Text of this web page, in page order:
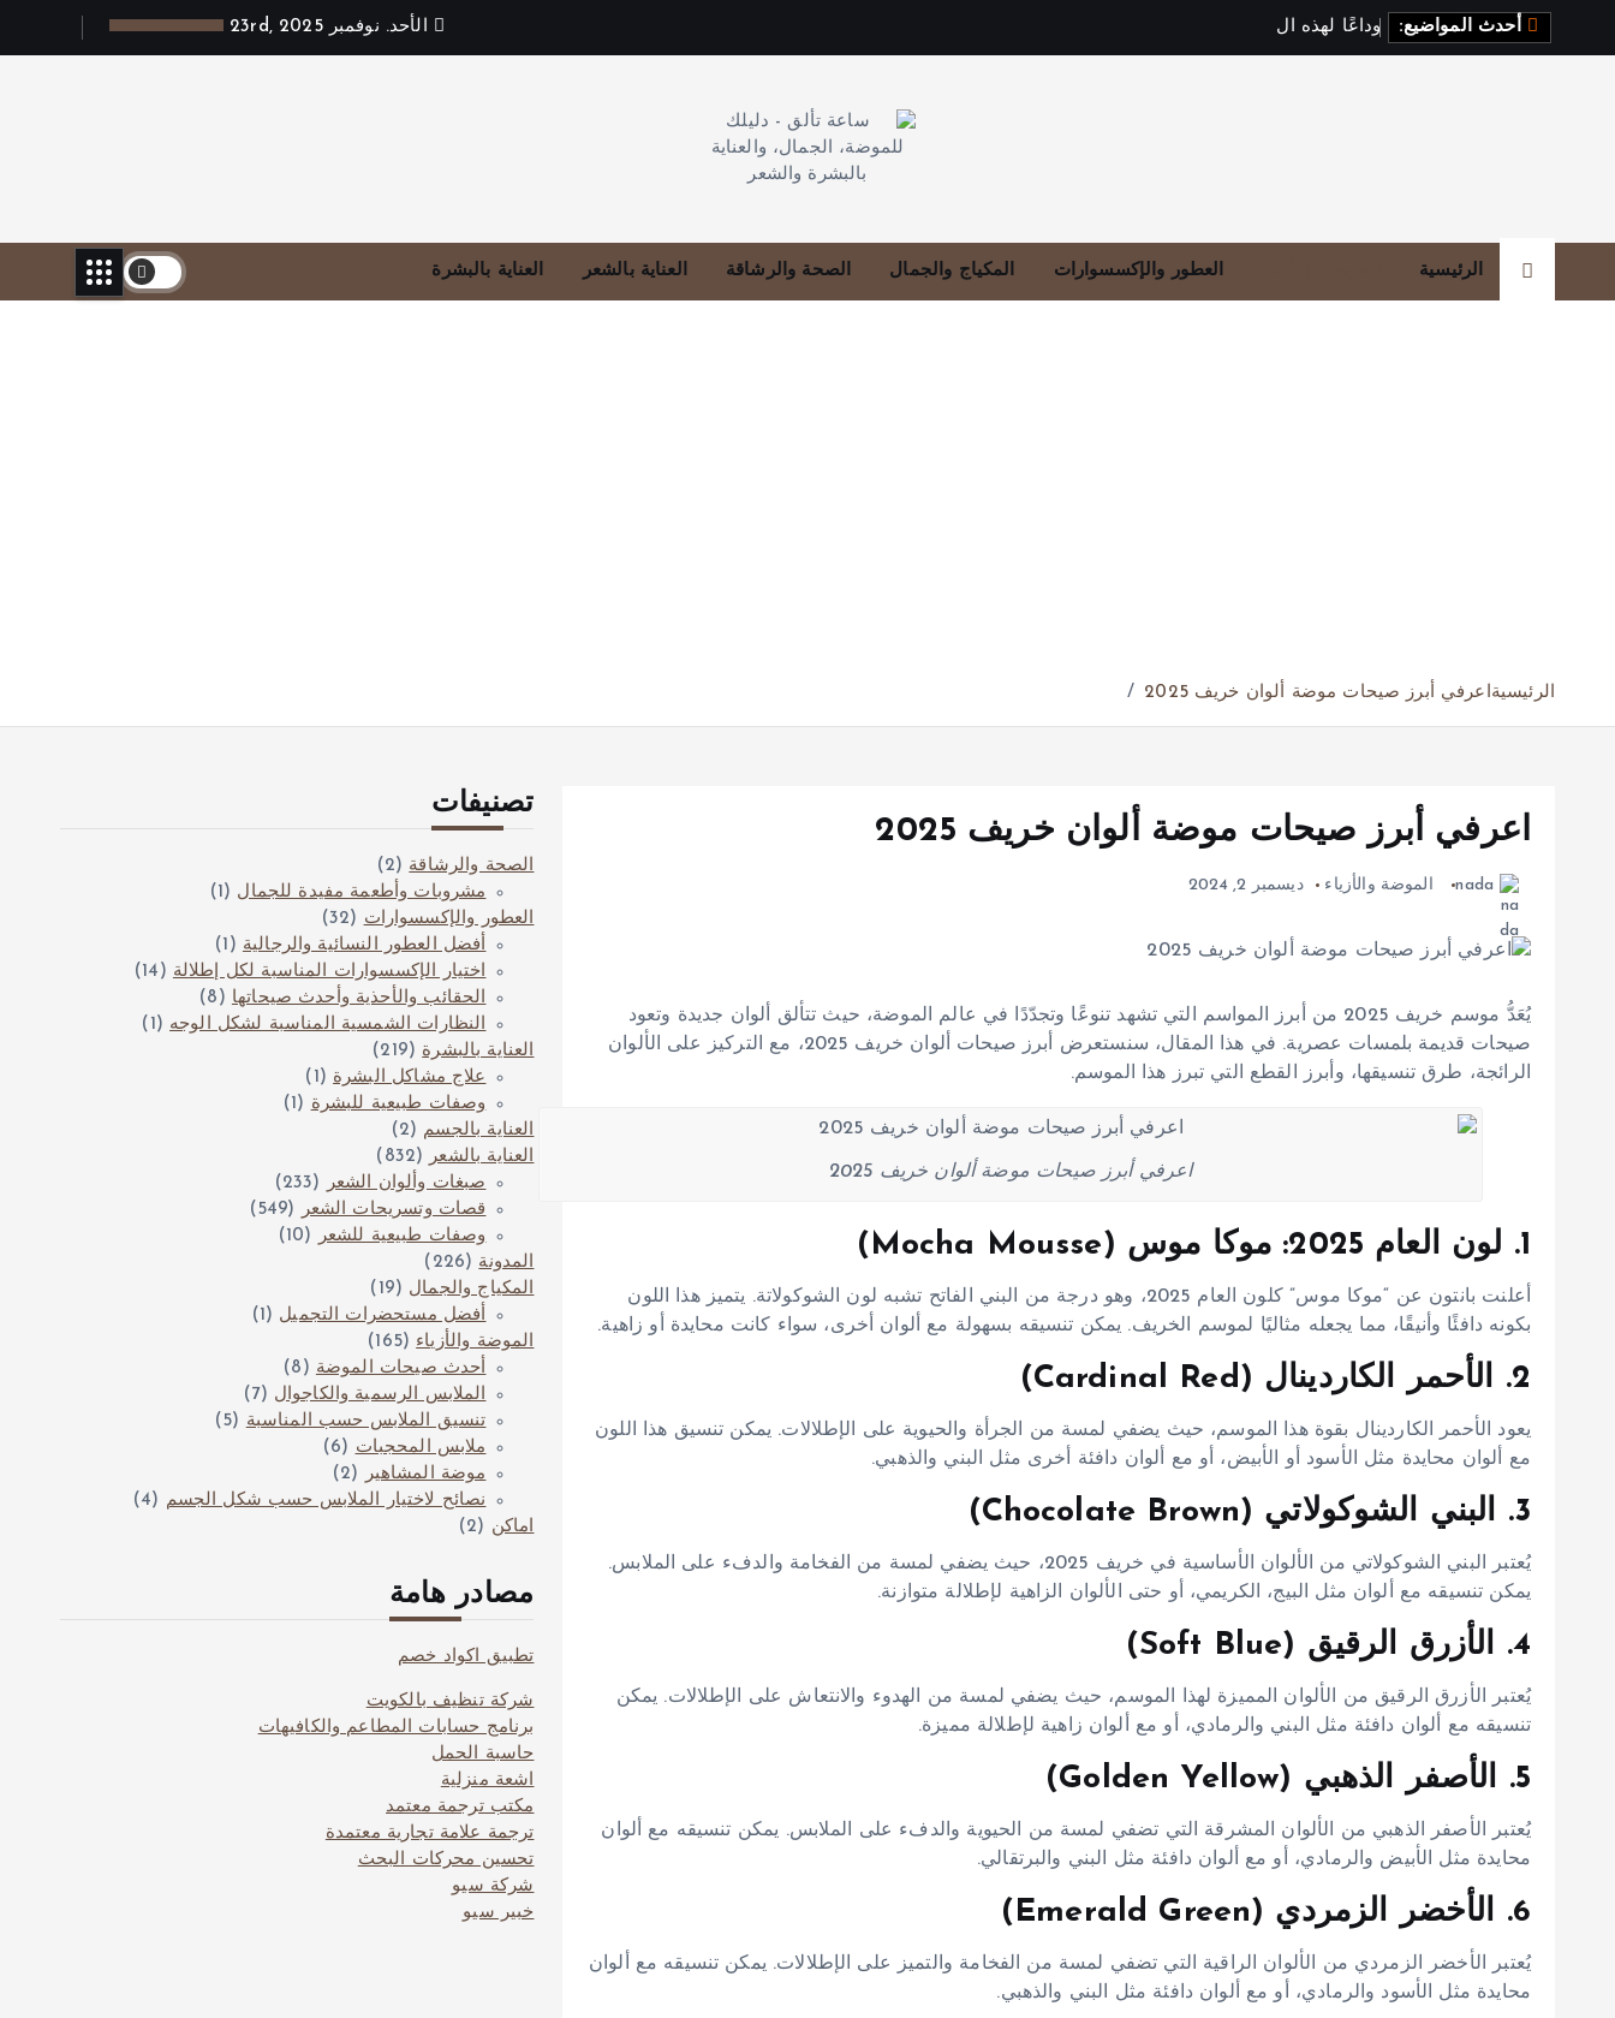
ل
أحدث المواضيع: وداعا لهذه ا لأل الأحد. نوفمبر 23rd, 2025
الرئيسية العطور والإكسسوارات المكياج والجمال الصحة والرشاقة العناية بالشعر العناية بالبشرة
الرئيسيةاعرفي أبرز صيحات موضة ألوان خريف 2025
اعرفي أبرز صيحات موضة ألوان خريف 2025
nada الموضة والأزياء ديسمبر 2, 2024
يُعَدُّ موسم خريف 2025 من أبرز المواسم التي تشهد تنوعًا وتجدّدًا في عالم الموضة، حيث تتألق ألوان جديدة وتعود
صيحات قديمة بلمسات عصرية. في هذا المقال، سنستعرض أبرز صيحات ألوان خريف 2025، مع التركيز على الألوان
الرائجة، طرق تنسيقها، وأبرز القطع التي تبرز هذا الموسم.
اعرفي أبرز صيحات موضة ألوان خريف 2025
1. لون العام 2025: موكا موس (Mocha Mousse)
أعلنت بانتون عن “موكا موس” كلون العام 2025، وهو درجة من البني الفاتح تشبه لون الشوكولاتة. يتميز هذا اللون
بكونه دافئًا وأنيقًا، مما يجعله مثاليًا لموسم الخريف. يمكن تنسيقه بسهولة مع ألوان أخرى، سواء كانت محايدة أو زاهية.
2. الأحمر الكاردينال (Cardinal Red)
يعود الأحمر الكاردينال بقوة هذا الموسم، حيث يضفي لمسة من الجرأة والحيوية على الإطلالات. يمكن تنسيق هذا اللون
مع ألوان محايدة مثل الأسود أو الأبيض، أو مع ألوان دافئة أخرى مثل البني والذهبي.
3. البني الشوكولاتي (Chocolate Brown)
يُعتبر البني الشوكولاتي من الألوان الأساسية في خريف 2025، حيث يضفي لمسة من الفخامة والدفء على الملابس.
يمكن تنسيقه مع ألوان مثل البيج، الكريمي، أو حتى الألوان الزاهية لإطلالة متوازنة.
4. الأزرق الرقيق (Soft Blue)
يُعتبر الأزرق الرقيق من الألوان المميزة لهذا الموسم، حيث يضفي لمسة من الهدوء والانتعاش على الإطلالات. يمكن
تنسيقه مع ألوان دافئة مثل البني والرمادي، أو مع ألوان زاهية لإطلالة مميزة.
5. الأصفر الذهبي (Golden Yellow)
يُعتبر الأصفر الذهبي من الألوان المشرقة التي تضفي لمسة من الحيوية والدفء على الملابس. يمكن تنسيقه مع ألوان
محايدة مثل الأبيض والرمادي، أو مع ألوان دافئة مثل البني والبرتقالي.
6. الأخضر الزمردي (Emerald Green)
يُعتبر الأخضر الزمردي من الألوان الراقية التي تضفي لمسة من الفخامة والتميز على الإطلالات. يمكن تنسيقه مع ألوان
محايدة مثل الأسود والرمادي، أو مع ألوان دافئة مثل البني والذهبي.
تصنيفات
الصحة والرشاقة (2)
مشروبات وأطعمة مفيدة للجمال (1)
العطور والإكسسوارات (32)
أفضل العطور النسائية والرجالية (1)
اختيار الإكسسوارات المناسبة لكل إطلالة (14)
الحقائب والأحذية وأحدث صيحاتها (8)
النظارات الشمسية المناسبة لشكل الوجه (1)
العناية بالبشرة (219)
علاج مشاكل البشرة (1)
وصفات طبيعية للبشرة (1)
العناية بالجسم (2)
العناية بالشعر
(832)
صبغات وألوان الشعر
(233)
قصات وتسريحات الشعر
(549)
وصفات طبيعية للشعر
(10)
المدونة (226)
المكياج والجمال (19)
أفضل مستحضرات التجميل (1)
الموضة والأزياء (165)
أحدث صيحات الموضة (8)
الملابس الرسمية والكاجوال (7)
تنسيق الملابس حسب المناسبة (5)
ملابس المحجبات (6)
موضة المشاهير
(2)
نصائح لاختيار الملابس حسب شكل الجسم (4)
اماكن (2)
مصادر هامة
تطبيق اكواد خصم
شركة تنظيف بالكويت
برنامج حسابات المطاعم والكافيهات
حاسبة الحمل
اشعة منزلية
مكتب ترجمة معتمد
ترجمة علامة تجارية معتمدة
تحسين محركات البحث
شركة سيو
خبير سيو